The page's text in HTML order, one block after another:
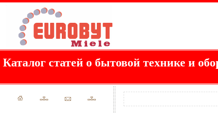
Каталог статей о бытовой технике и